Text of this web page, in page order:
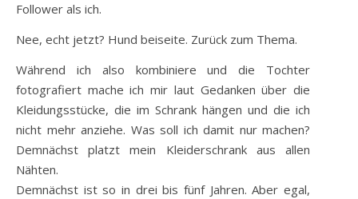
Follower als ich.
Nee, echt jetzt? Hund beiseite. Zurück zum Thema.
Während ich also kombiniere und die Tochter
fotografiert mache ich mir laut Gedanken über die
Kleidungsstücke, die im Schrank hängen und die ich
nicht mehr anziehe. Was soll ich damit nur machen?
Demnächst platzt mein Kleiderschrank aus allen
Nähten.
Demnächst ist so in drei bis fünf Jahren. Aber egal,